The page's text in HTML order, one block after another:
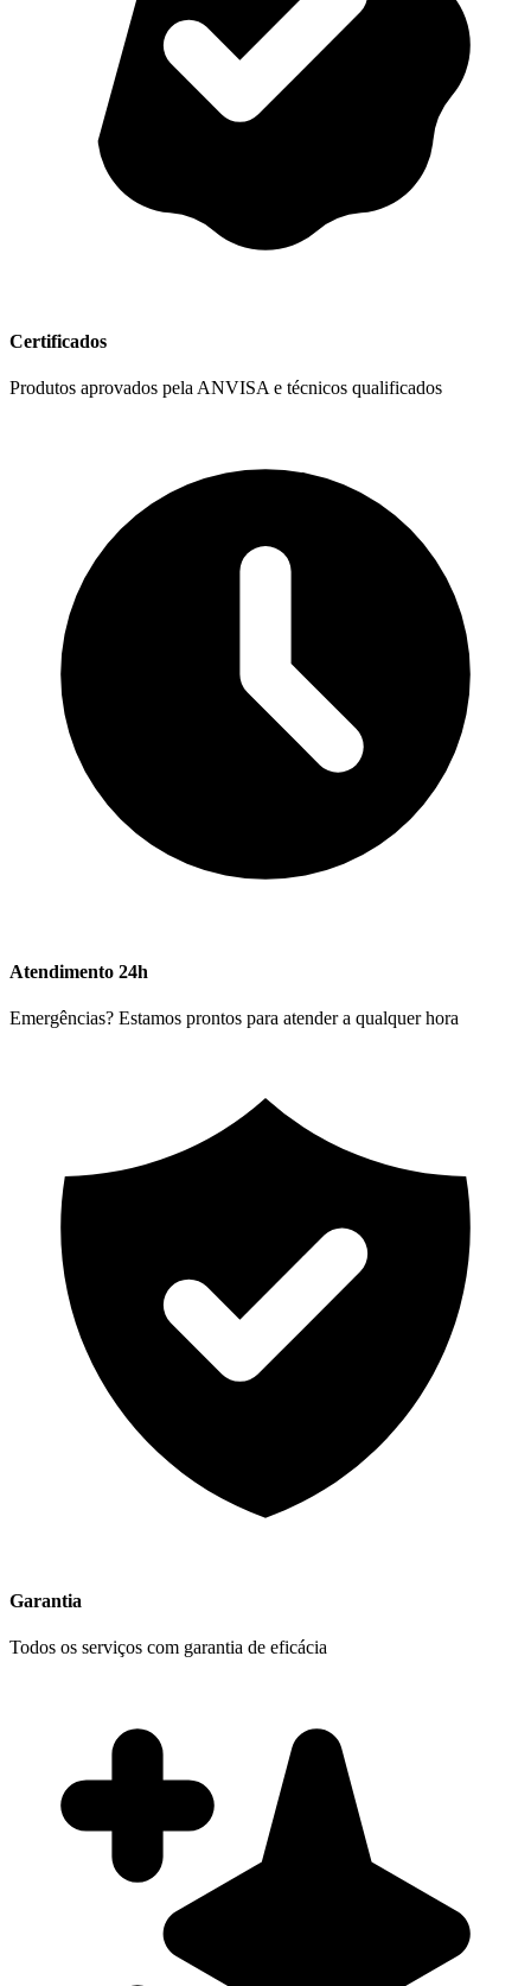
Certificados
Produtos aprovados pela ANVISA e técnicos qualificados
Atendimento 24h
Emergências? Estamos prontos para atender a qualquer hora
Garantia
Todos os serviços com garantia de eficácia